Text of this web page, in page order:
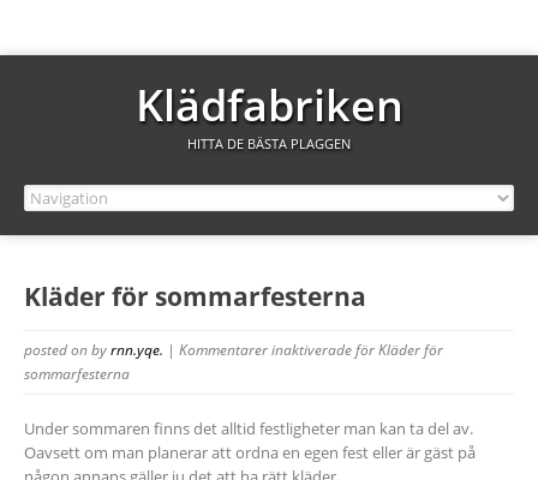
Klädfabriken
HITTA DE BÄSTA PLAGGEN
Kläder för sommarfesterna
posted onbyrnn.yqe. | Kommentarer inaktiveradeför Kläder för
sommarfesterna
Under sommaren finns det alltid festligheter man kan ta del av.
Oavsett om man planerar att ordna en egen fest eller är gäst på